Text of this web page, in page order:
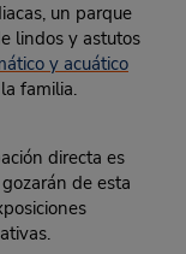
un parque
lindos y astutos
y acuático
familia.
directa es
de esta